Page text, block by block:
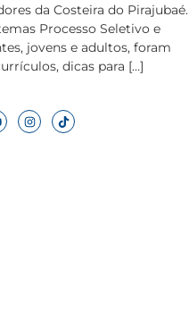
da Costeira do Pirajubaé.
Processo Seletivo e
jovens e adultos, foram
dicas para […]